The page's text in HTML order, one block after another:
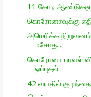
11 கோடி
கொரோனாவுக்கு
அமெரிக்க
மசோத...
கொரோனா பரவல்
ஒப்புதல்
42 வயதில்